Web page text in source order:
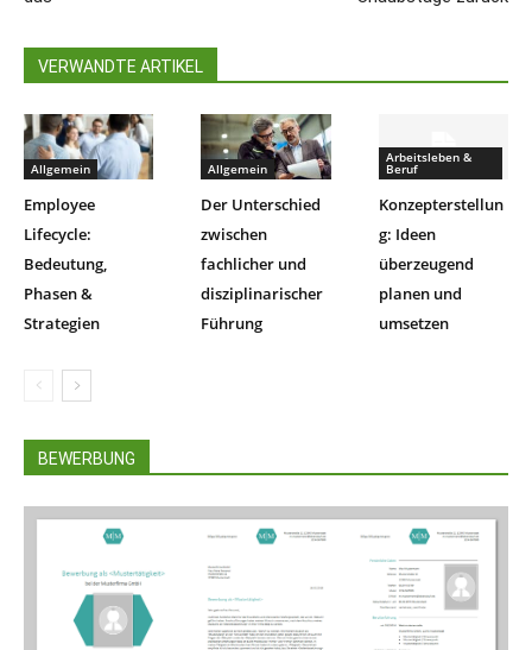
VERWANDTE ARTIKEL
Allgemein
Employee
Lifecycle:
Bedeutung,
Phasen &
Strategien
Allgemein
Der Unterschied
zwischen
fachlicher und
disziplinarischer
Führung
Arbeitsleben &
Beruf
Konzepterstellun
g: Ideen
überzeugend
planen und
umsetzen
BEWERBUNG